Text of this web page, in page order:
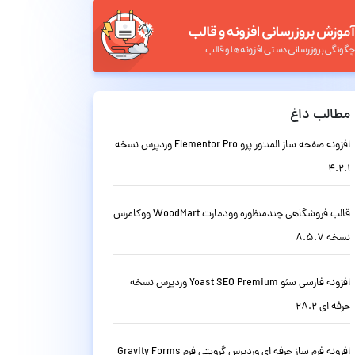
مطالب داغ
افزونه صفحه ساز المنتور پرو Elementor Pro وردپرس نسخه
4.2.1
قالب فروشگاهی چندمنظوره وودمارت WoodMart ووکامرس
نسخه 8.5.7
افزونه فارسی سئو Yoast SEO Premium وردپرس نسخه
حرفه ای 28.2